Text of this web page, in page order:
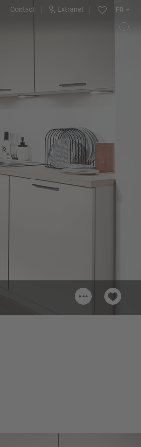
Contact Extranet FR
...